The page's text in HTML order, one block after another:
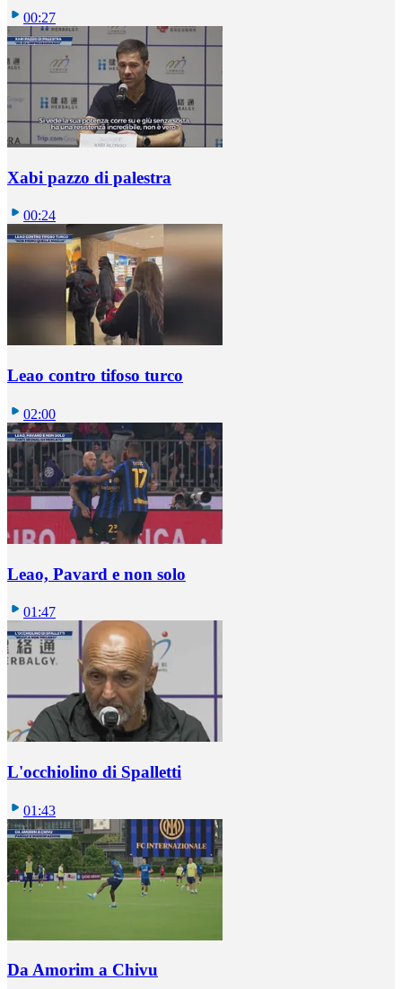
00:27
Xabi pazzo di palestra
00:24
Leao contro tifoso turco
02:00
Leao, Pavard e non solo
01:47
L'occhiolino di Spalletti
01:43
Da Amorim a Chivu